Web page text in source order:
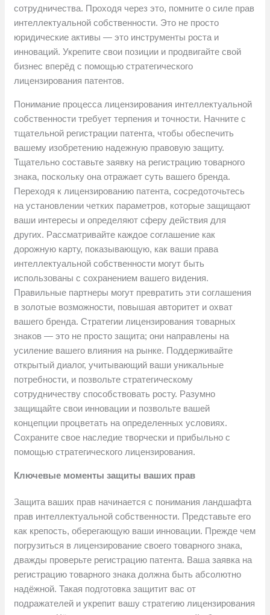
сотрудничества. Проходя через это, помните о силе прав
интеллектуальной собственности. Это не просто
юридические активы — это инструменты роста и
инноваций. Укрепите свои позиции и продвигайте свой
бизнес вперёд с помощью стратегического
лицензирования патентов.
Понимание процесса лицензирования интеллектуальной
собственности требует терпения и точности. Начните с
тщательной регистрации патента, чтобы обеспечить
вашему изобретению надежную правовую защиту.
Тщательно составьте заявку на регистрацию товарного
знака, поскольку она отражает суть вашего бренда.
Переходя к лицензированию патента, сосредоточьтесь
на установлении четких параметров, которые защищают
ваши интересы и определяют сферу действия для
других. Рассматривайте каждое соглашение как
дорожную карту, показывающую, как ваши права
интеллектуальной собственности могут быть
использованы с сохранением вашего видения.
Правильные партнеры могут превратить эти соглашения
в золотые возможности, повышая авторитет и охват
вашего бренда. Стратегии лицензирования товарных
знаков — это не просто защита; они направлены на
усиление вашего влияния на рынке. Поддерживайте
открытый диалог, учитывающий ваши уникальные
потребности, и позвольте стратегическому
сотрудничеству способствовать росту. Разумно
защищайте свои инновации и позвольте вашей
концепции процветать на определенных условиях.
Сохраните свое наследие творчески и прибыльно с
помощью стратегического лицензирования.
Ключевые моменты защиты ваших прав
Защита ваших прав начинается с понимания ландшафта
прав интеллектуальной собственности. Представьте его
как крепость, оберегающую ваши инновации. Прежде чем
погрузиться в лицензирование своего товарного знака,
дважды проверьте регистрацию патента. Ваша заявка на
регистрацию товарного знака должна быть абсолютно
надёжной. Такая подготовка защитит вас от
подражателей и укрепит вашу стратегию лицензирования